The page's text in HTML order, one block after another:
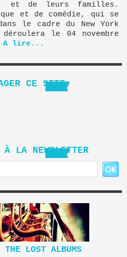
et de leurs familles.
et de comédie, qui se
le cadre du New York
le 04 novembre
A lire...
CE SITE
LA NEWSLETTER
LOST ALBUMS